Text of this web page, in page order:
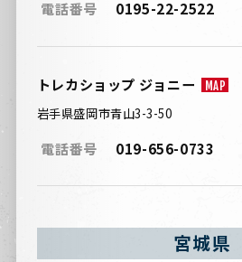
電話番号 0195-22-2522
トレカショップ ジョニー MAP
岩手県盛岡市青山3-3-50
電話番号 019-656-0733
宮城県